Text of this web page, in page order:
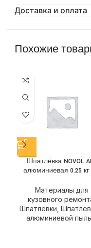
Доставка и оплата
Похожие
Шпатлёвка NOVOL
алюминиевая 0.25
Материалы для
кузовного
Шпатлевки
алюминиевой